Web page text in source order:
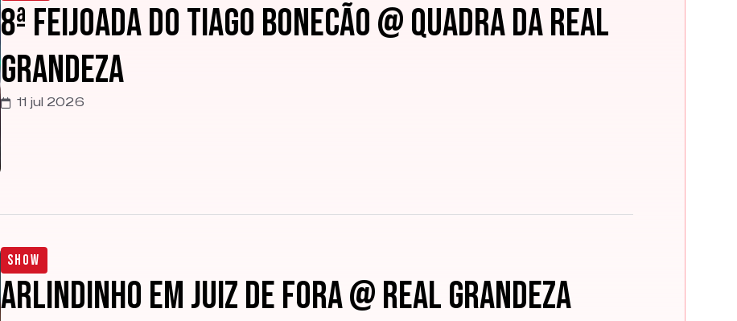
8ª Feijoada do Tiago Bonecão @ quadra da Real
Grandeza
11 jul 2026
Show
Arlindinho em Juiz de Fora @ Real Grandeza